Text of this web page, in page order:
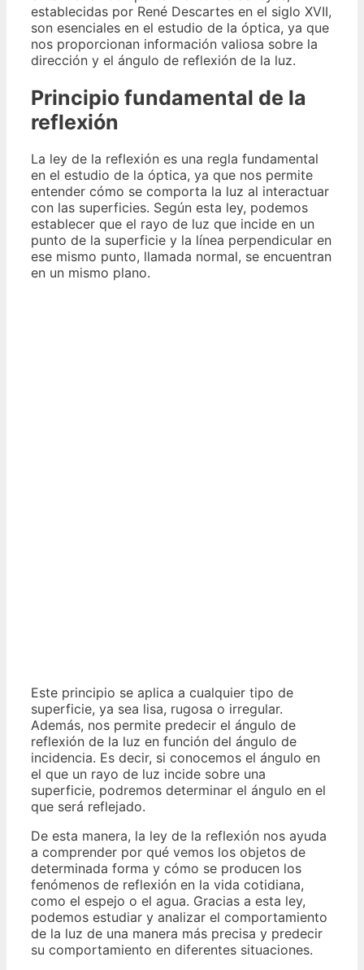
establecidas por René Descartes en el siglo XVII,
son esenciales en el estudio de la óptica, ya que
nos proporcionan información valiosa sobre la
dirección y el ángulo de reflexión de la luz.
Principio fundamental de la
reflexión
La ley de la reflexión es una regla fundamental
en el estudio de la óptica, ya que nos permite
entender cómo se comporta la luz al interactuar
con las superficies. Según esta ley, podemos
establecer que el rayo de luz que incide en un
punto de la superficie y la línea perpendicular en
ese mismo punto, llamada normal, se encuentran
en un mismo plano.
Este principio se aplica a cualquier tipo de
superficie, ya sea lisa, rugosa o irregular.
Además, nos permite predecir el ángulo de
reflexión de la luz en función del ángulo de
incidencia. Es decir, si conocemos el ángulo en
el que un rayo de luz incide sobre una
superficie, podremos determinar el ángulo en el
que será reflejado.
De esta manera, la ley de la reflexión nos ayuda
a comprender por qué vemos los objetos de
determinada forma y cómo se producen los
fenómenos de reflexión en la vida cotidiana,
como el espejo o el agua. Gracias a esta ley,
podemos estudiar y analizar el comportamiento
de la luz de una manera más precisa y predecir
su comportamiento en diferentes situaciones.